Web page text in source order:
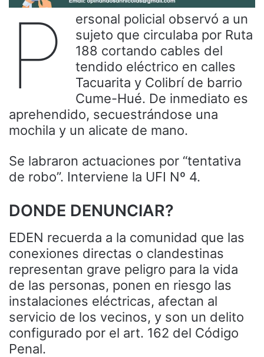
P
ersonal policial observó a un
sujeto que circulaba por Ruta
188 cortando cables del
tendido eléctrico en calles
Tacuarita y Colibrí de barrio
Cume-Hué. De inmediato es
aprehendido, secuestrándose una
mochila y un alicate de mano.
Se labraron actuaciones por “tentativa
de robo”. Interviene la UFI Nº 4.
DONDE DENUNCIAR?
EDEN recuerda a la comunidad que las
conexiones directas o clandestinas
representan grave peligro para la vida
de las personas, ponen en riesgo las
instalaciones eléctricas, afectan al
servicio de los vecinos, y son un delito
configurado por el art. 162 del Código
Penal.